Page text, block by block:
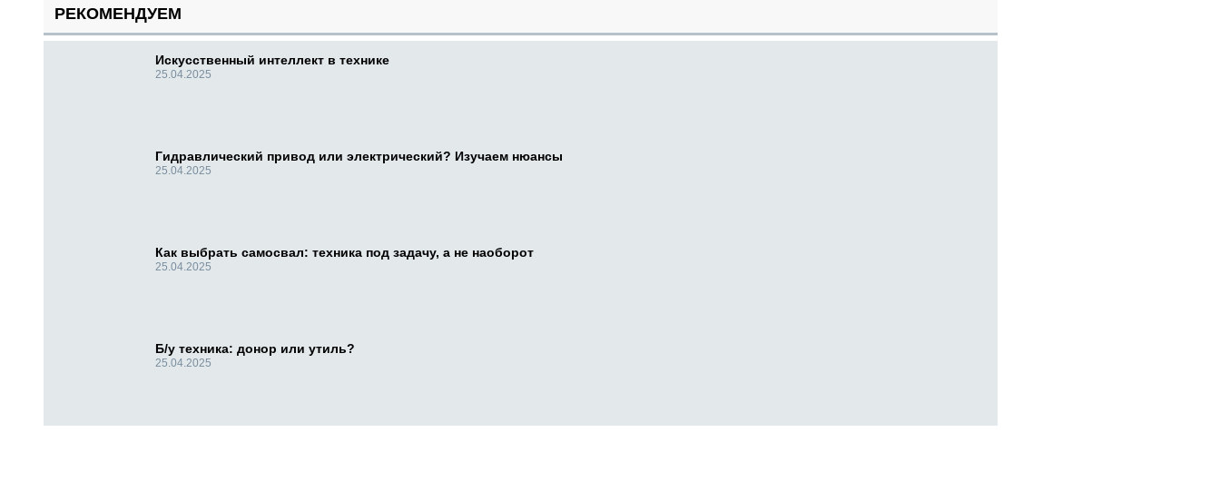
РЕКОМЕНДУЕМ
Искусственный интеллект в технике
25.04.2025
Гидравлический привод или электрический? Изучаем нюансы
25.04.2025
Как выбрать самосвал: техника под задачу, а не наоборот
25.04.2025
Б/у техника: донор или утиль?
25.04.2025